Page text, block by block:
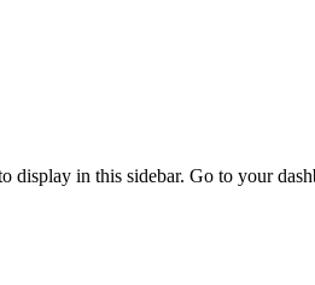
display in this sidebar. Go to your